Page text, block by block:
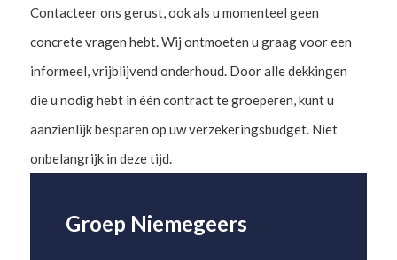
Contacteer ons gerust, ook als u momenteel geen
concrete vragen hebt. Wij ontmoeten u graag voor een
informeel, vrijblijvend onderhoud. Door alle dekkingen
die u nodig hebt in één contract te groeperen, kunt u
aanzienlijk besparen op uw verzekeringsbudget. Niet
onbelangrijk in deze tijd.
Groep Niemegeers